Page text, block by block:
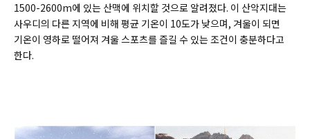
1500-2600m에 있는 산맥에 위치할 것으로 알려졌다. 이 산악지대는
사우디의 다른 지역에 비해 평균 기온이 10도가 낮으며, 겨울이 되면
기온이 영하로 떨어져 겨울 스포츠를 즐길 수 있는 조건이 충분하다고
한다.